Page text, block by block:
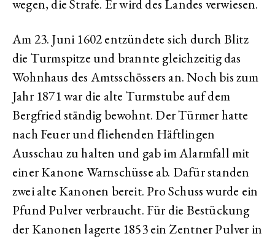
wegen, die Strafe. Er wird des Landes verwiesen.
Am 23. Juni 1602 entzündete sich durch Blitz
die Turmspitze und brannte gleichzeitig das
Wohnhaus des Amtsschössers an. Noch bis zum
Jahr 1871 war die alte Turmstube auf dem
Bergfried ständig bewohnt. Der Türmer hatte
nach Feuer und fliehenden Häftlingen
Ausschau zu halten und gab im Alarmfall mit
einer Kanone Warnschüsse ab. Dafür standen
zwei alte Kanonen bereit. Pro Schuss wurde ein
Pfund Pulver verbraucht. Für die Bestückung
der Kanonen lagerte 1853 ein Zentner Pulver in